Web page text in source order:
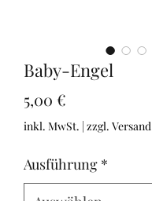
Baby-Engel
5,00 €
inkl. MwSt. | zzgl. Versand
Ausführung *